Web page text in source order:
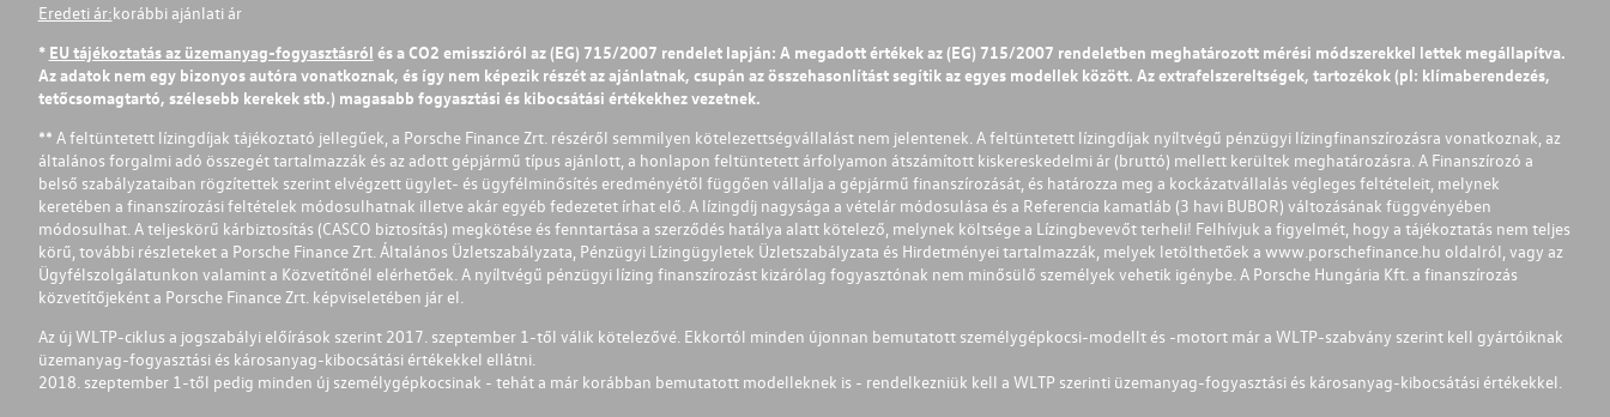
Eredeti ár:korábbi ajánlati ár
* EU tájékoztatás az üzemanyag-fogyasztásról és a CO2 emisszióról az (EG) 715/2007 rendelet lapján: A megadott értékek az (EG) 715/2007 rendeletben meghatározott mérési módszerekkel lettek megállapítva.
Az adatok nem egy bizonyos autóra vonatkoznak, és így nem képezik részét az ajánlatnak, csupán az összehasonlítást segítik az egyes modellek között. Az extrafelszereltségek, tartozékok (pl: klímaberendezés,
tetőcsomagtartó, szélesebb kerekek stb.) magasabb fogyasztási és kibocsátási értékekhez vezetnek.
** A feltüntetett lízingdíjak tájékoztató jellegűek, a Porsche Finance Zrt. részéről semmilyen kötelezettségvállalást nem jelentenek. A feltüntetett lízingdíjak nyíltvégű pénzügyi lízingfinanszírozásra vonatkoznak, az
általános forgalmi adó összegét tartalmazzák és az adott gépjármű típus ajánlott, a honlapon feltüntetett árfolyamon átszámított kiskereskedelmi ár (bruttó) mellett kerültek meghatározásra. A Finanszírozó a
belső szabályzataiban rögzítettek szerint elvégzett ügylet- és ügyfélminősítés eredményétől függően vállalja a gépjármű finanszírozását, és határozza meg a kockázatvállalás végleges feltételeit, melynek
keretében a finanszírozási feltételek módosulhatnak illetve akár egyéb fedezetet írhat elő. A lízingdíj nagysága a vételár módosulása és a Referencia kamatláb (3 havi BUBOR) változásának függvényében
módosulhat. A teljeskörű kárbiztosítás (CASCO biztosítás) megkötése és fenntartása a szerződés hatálya alatt kötelező, melynek költsége a Lízingbevevőt terheli! Felhívjuk a figyelmét, hogy a tájékoztatás nem teljes
körű, további részleteket a Porsche Finance Zrt. Általános Üzletszabályzata, Pénzügyi Lízingügyletek Üzletszabályzata és Hirdetményei tartalmazzák, melyek letölthetőek a www.porschefinance.hu oldalról, vagy az
Ügyfélszolgálatunkon valamint a Közvetítőnél elérhetőek. A nyíltvégű pénzügyi lízing finanszírozást kizárólag fogyasztónak nem minősülő személyek vehetik igénybe. A Porsche Hungária Kft. a finanszírozás
közvetítőjeként a Porsche Finance Zrt. képviseletében jár el.
Az új WLTP-ciklus a jogszabályi előírások szerint 2017. szeptember 1-től válik kötelezővé. Ekkortól minden újonnan bemutatott személygépkocsi-modellt és -motort már a WLTP-szabvány szerint kell gyártóiknak
üzemanyag-fogyasztási és károsanyag-kibocsátási értékekkel ellátni.
2018. szeptember 1-től pedig minden új személygépkocsinak - tehát a már korábban bemutatott modelleknek is - rendelkezniük kell a WLTP szerinti üzemanyag-fogyasztási és károsanyag-kibocsátási értékekkel.